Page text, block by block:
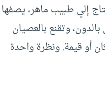
إلي طبيب ماهر، يصفها
وتقنع بالعصيان
أو قيمة. ونظرة واحدة